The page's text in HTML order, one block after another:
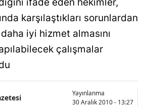
karşılaştıkları sorunlardan
iyi hizmet almasını
çalışmalar
Yayınlanma
30 Aralık 2010 - 13:27